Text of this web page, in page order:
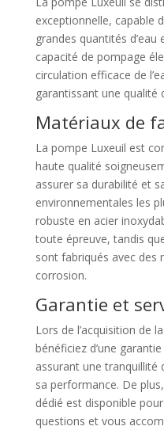
exceptionnelle, capable
grandes quantités
capacité de pompage
circulation efficace de
garantissant une
Matériaux de
La pompe Luxeuil est
haute qualité
assurer sa durabilité et
environnementales les
robuste en acier
toute épreuve, tandis
sont fabriqués avec des
corrosion.
Garantie et
Lors de l’acquisition de
bénéficiez d’une
assurant une tranquillité
sa performance. De
dédié est disponible
questions et vous